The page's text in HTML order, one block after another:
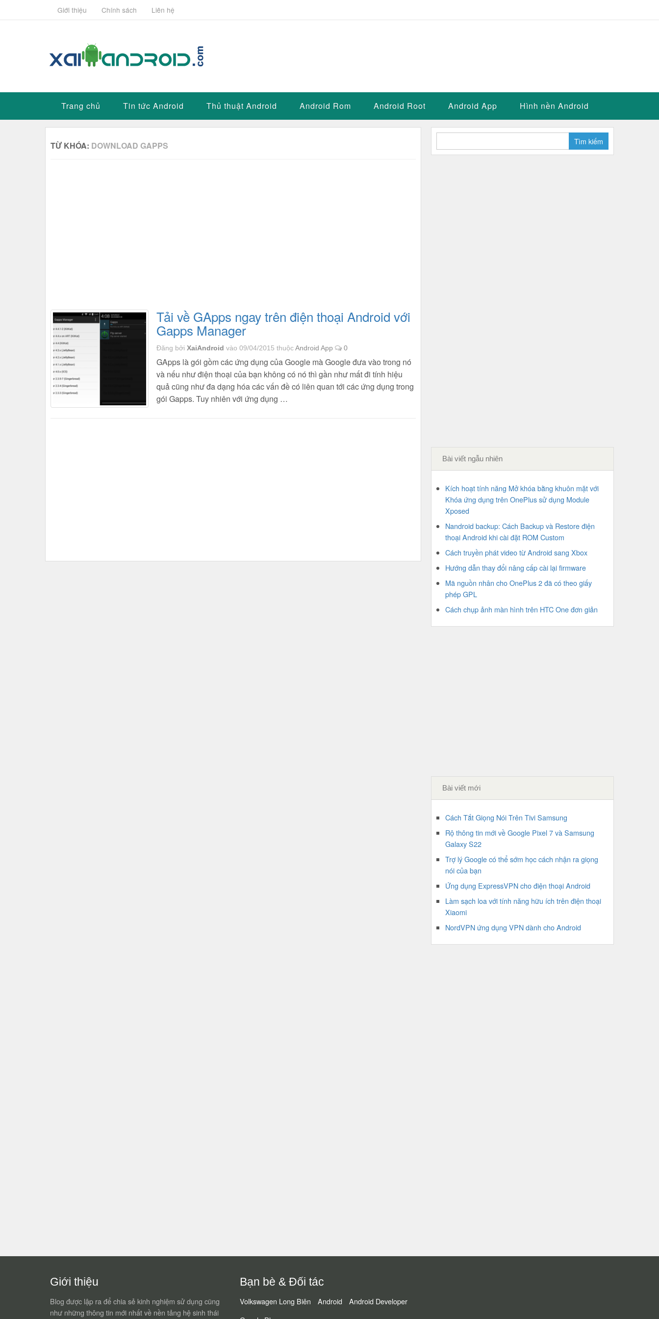
Giới thiệu Chính sách Liên hệ
Trang chủ Tin tức Android Thủ thuật Android Android Rom Android Root Android App Hình nền Android
TỪ KHÓA: DOWNLOAD GAPPS
Tải về GApps ngay trên điện thoại Android với
Gapps Manager
Đăng bởi XaiAndroid vào 09/04/2015 thuộcAndroid App 0
GApps là gói gồm các ứng dụng của Google mà Google đưa vào trong nó
và nếu như điện thoại của bạn không có nó thì gần như mất đi tính hiệu
quả cũng như đa dạng hóa các vấn đề có liên quan tới các ứng dụng trong
gói Gapps. Tuy nhiên với ứng dụng …
Bài viết ngẫu nhiên
Kích hoạt tính năng Mở khóa bằng khuôn mặt với
Khóa ứng dụng trên OnePlus sử dụng Module
Xposed
Nandroid backup: Cách Backup và Restore điện
thoại Android khi cài đặt ROM Custom
Cách truyền phát video từ Android sang Xbox
Hướng dẫn thay đổi nâng cấp cài lại firmware
Mã nguồn nhân cho OnePlus 2 đã có theo giấy
phép GPL
Cách chụp ảnh màn hình trên HTC One đơn giản
Bài viết mới
Cách Tắt Giọng Nói Trên Tivi Samsung
Rộ thông tin mới về Google Pixel 7 và Samsung
Galaxy S22
Trợ lý Google có thể sớm học cách nhận ra giọng
nói của bạn
Ứng dụng ExpressVPN cho điện thoại Android
Làm sạch loa với tính năng hữu ích trên điện thoại
Xiaomi
NordVPN ứng dụng VPN dành cho Android
Giới thiệu
Blog được lập ra để chia sẻ kinh nghiệm sử dụng cũng
như những thông tin mới nhất về nền tảng hệ sinh thái
Bạn bè & Đối tác
Volkswagen Long Biên Android
Android Developer